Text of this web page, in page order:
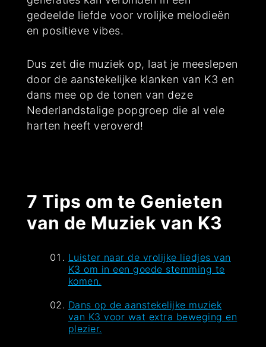
gedeelde liefde voor vrolijke melodieën
en positieve vibes.
Dus zet die muziek op, laat je meeslepen
door de aanstekelijke klanken van K3 en
dans mee op de tonen van deze
Nederlandstalige popgroep die al vele
harten heeft veroverd!
7 Tips om te Genieten
van de Muziek van K3
Luister naar de vrolijke liedjes van
K3 om in een goede stemming te
komen.
Dans op de aanstekelijke muziek
van K3 voor wat extra beweging en
plezier.